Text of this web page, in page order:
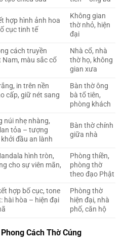
hợp hình ảnh hoa
cục tinh tế
Không gian
thờ nhỏ, hiện
đại
cách truyền
Nam, màu sắc cổ
Nhà cổ, nhà
thờ họ, không
gian xưa
in trên nền
cấp, giữ nét sang
Bàn thờ ông
bà tổ tiên,
phòng khách
núi nhẹ nhàng,
tỏa – tượng
đầu an lành
Bàn thờ chính
giữa nhà
hình tròn,
cho sự viên mãn,
Phòng thiền,
phòng thờ
theo đạo Phật
hợp bố cục, tone
hài hòa – hiện đại
Phòng thờ
hiện đại, nhà
phố, căn hộ
Cách Thờ Cúng